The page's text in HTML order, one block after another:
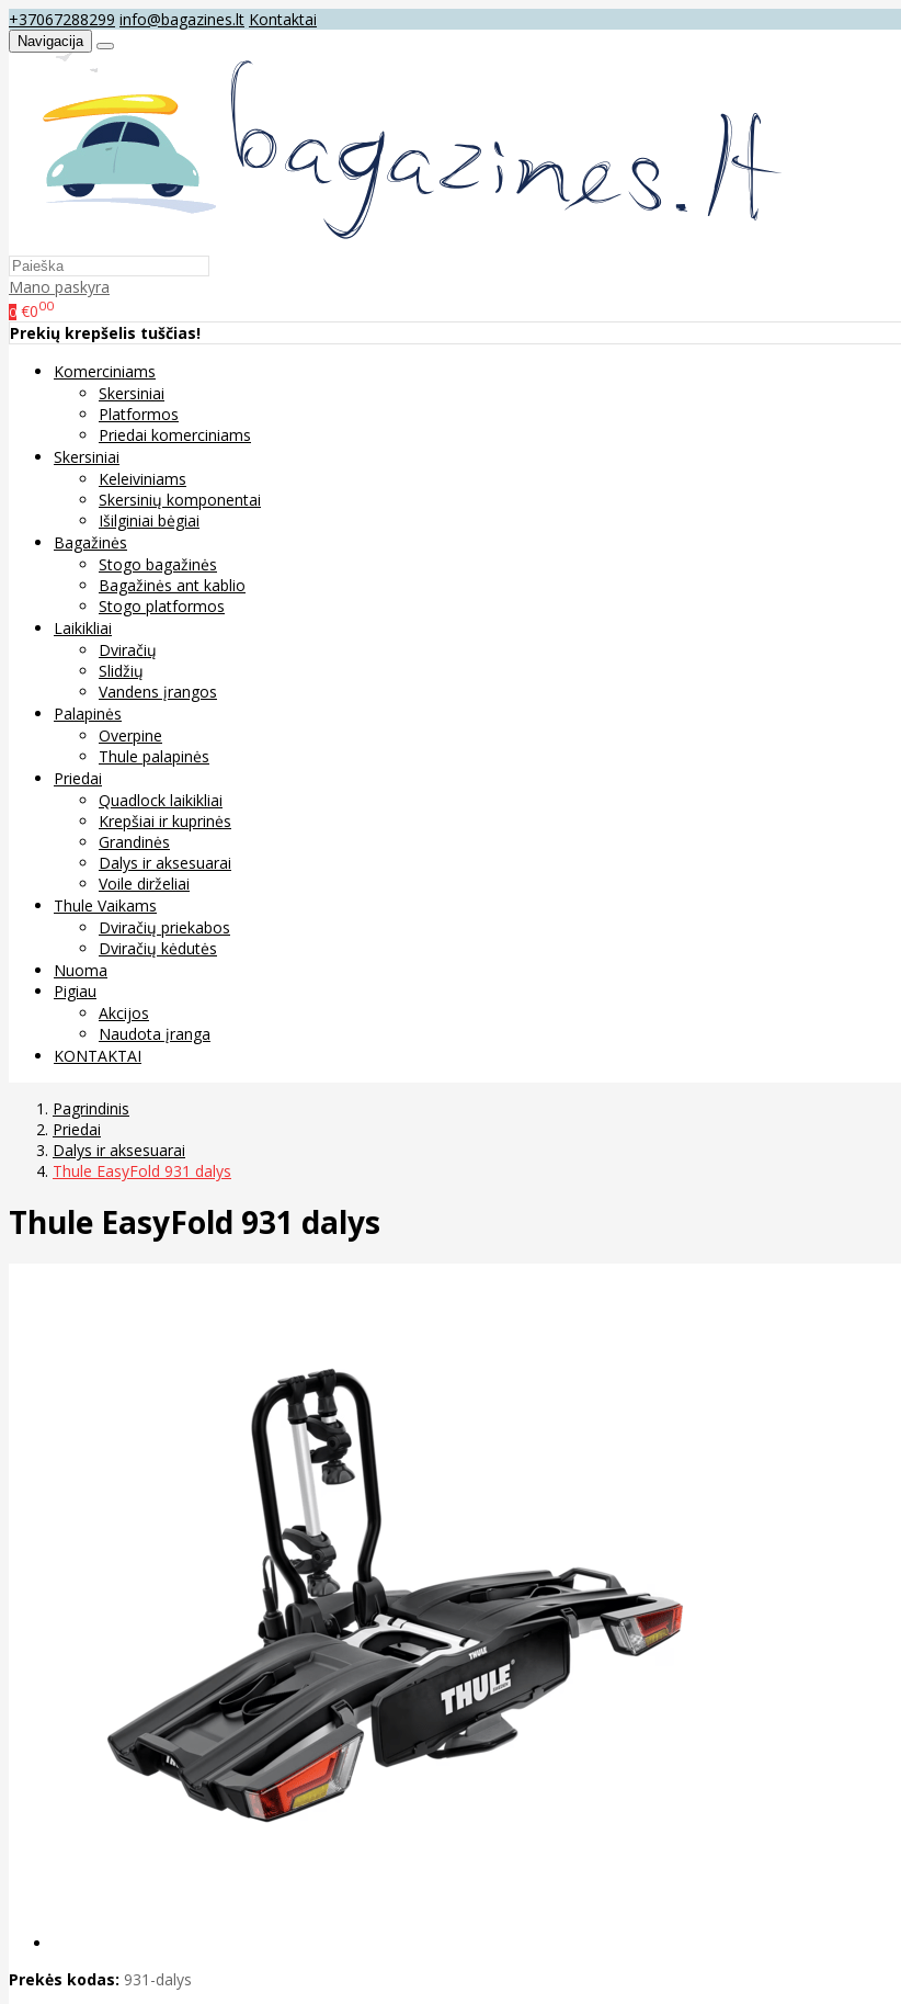
+37067288299 info@bagazines.lt Kontaktai
Navigacija
Mano paskyra
0 €000
Prekių krepšelis tuščias!
Komerciniams
Skersiniai
Platformos
Priedai komerciniams
Skersiniai
Keleiviniams
Skersinių komponentai
Išilginiai bėgiai
Bagažinės
Stogo bagažinės
Bagažinės ant kablio
Stogo platformos
Laikikliai
Dviračių
Slidžių
Vandens įrangos
Palapinės
Overpine
Thule palapinės
Priedai
Quadlock laikikliai
Krepšiai ir kuprinės
Grandinės
Dalys ir aksesuarai
Voile dirželiai
Thule Vaikams
Dviračių priekabos
Dviračių kėdutės
Nuoma
Pigiau
Akcijos
Naudota įranga
KONTAKTAI
Pagrindinis
Priedai
Dalys ir aksesuarai
Thule EasyFold 931 dalys
Thule EasyFold 931 dalys
Prekės kodas: 931-dalys